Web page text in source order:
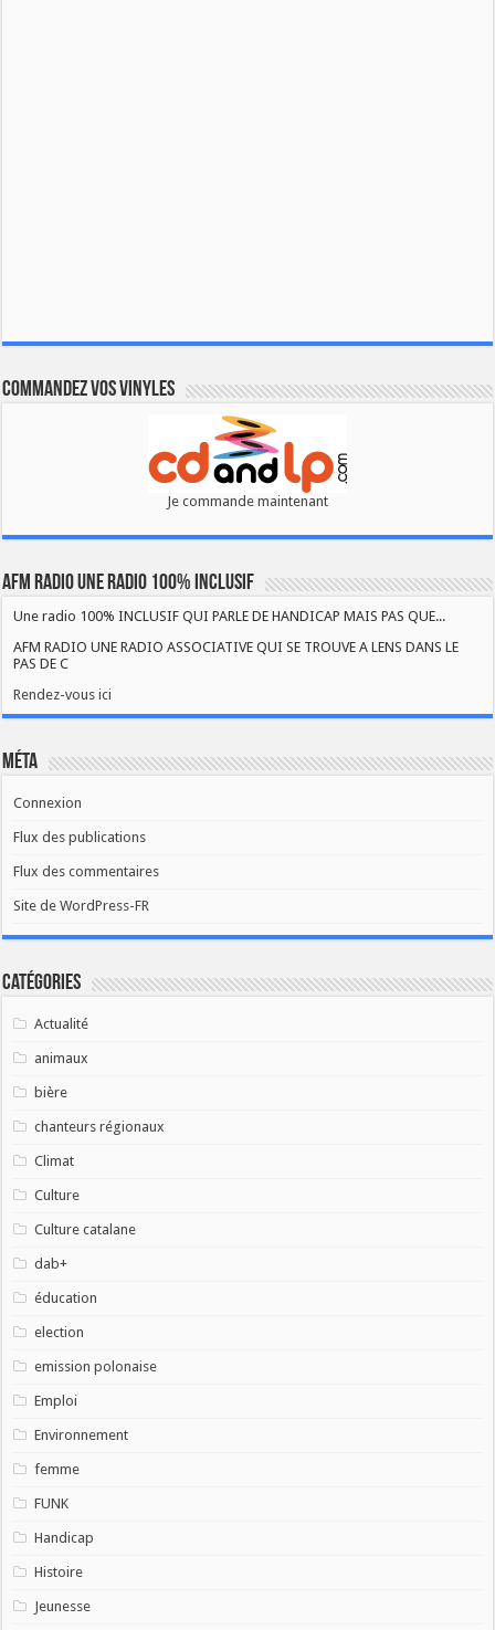
Commandez vos vinyles
Je commande maintenant
AFM RADIO UNE RADIO 100% INCLUSIF
Une radio 100% INCLUSIF QUI PARLE DE HANDICAP MAIS PAS QUE...
AFM RADIO UNE RADIO ASSOCIATIVE QUI SE TROUVE A LENS DANS LE
PAS DE C
Rendez-vous ici
Méta
Connexion
Flux des publications
Flux des commentaires
Site de WordPress-FR
Catégories
Actualité
animaux
bière
chanteurs régionaux
Climat
Culture
Culture catalane
dab+
éducation
election
emission polonaise
Emploi
Environnement
femme
FUNK
Handicap
Histoire
Jeunesse